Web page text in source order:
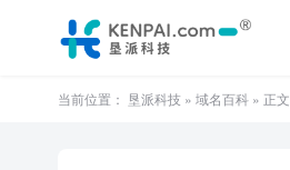
当前位置： 垦派科技 » 域名百科 » 正文